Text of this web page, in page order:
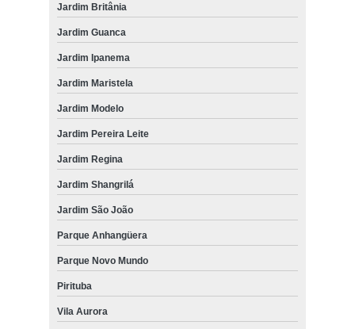
Jardim Britânia
Jardim Guanca
Jardim Ipanema
Jardim Maristela
Jardim Modelo
Jardim Pereira Leite
Jardim Regina
Jardim Shangrilá
Jardim São João
Parque Anhangüera
Parque Novo Mundo
Pirituba
Vila Aurora